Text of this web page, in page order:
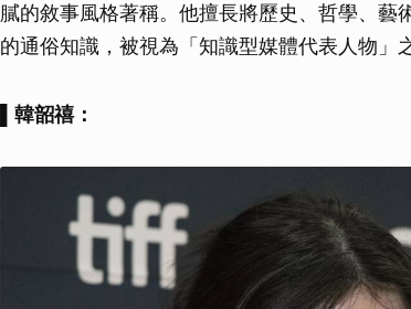
膩的敘事風格著稱。他擅長將歷史、哲學、
的通俗知識，被視為「知識型媒體代表人物」
▌韓韶禧：